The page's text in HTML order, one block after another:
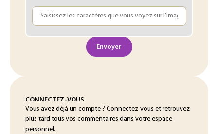
Envoyer
CONNECTEZ-VOUS
Vous avez déjà un compte ? Connectez-vous et retrouvez
plus tard tous vos commentaires dans votre espace
personnel.